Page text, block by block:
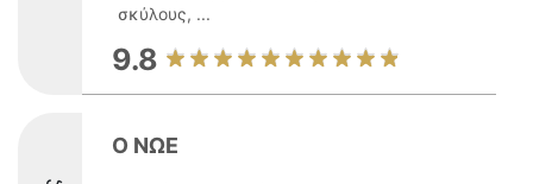
σκύλους, ...
9.8
Ο ΝΩΕ